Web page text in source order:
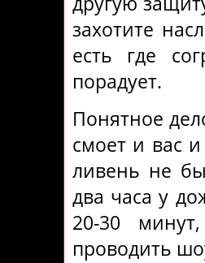
захотите
есть где
порадует.
Понятное
смоет и вас
ливень не
два часа у
20-30
проводить